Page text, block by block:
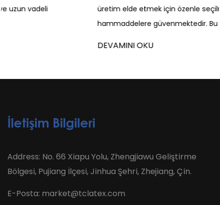
üretim elde etmek için özenle seçilmiş
hammaddelere güvenmektedir. Bu malzeme...
İletişim Bilgileri
Address: No. 66 Xiapu Yolu, Zhengjiawu Geliştirme
Bölgesi, Pujiang İlçesi, Jinhua Şehri, Zhejiang, Çin.
E-Posta: market@tclatex.com